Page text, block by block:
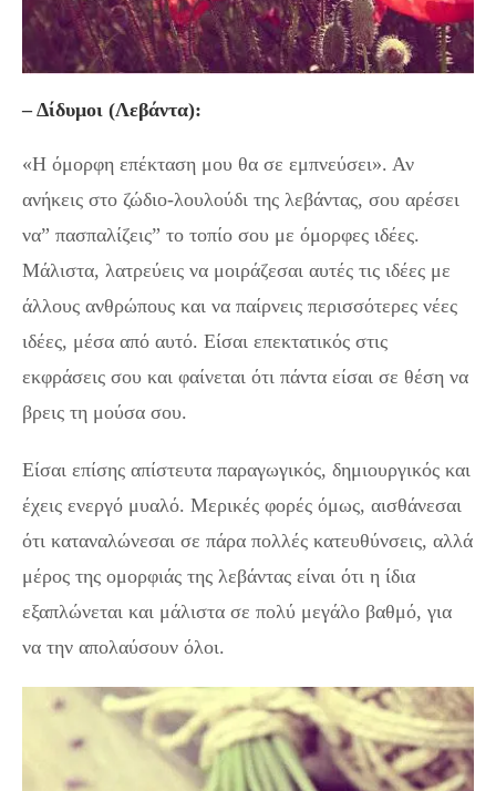
– Δίδυμοι (Λεβάντα):
«Η όμορφη επέκταση μου θα σε εμπνεύσει». Αν
ανήκεις στο ζώδιο-λουλούδι της λεβάντας, σου αρέσει
να” πασπαλίζεις” το τοπίο σου με όμορφες ιδέες.
Μάλιστα, λατρεύεις να μοιράζεσαι αυτές τις ιδέες με
άλλους ανθρώπους και να παίρνεις περισσότερες νέες
ιδέες, μέσα από αυτό. Είσαι επεκτατικός στις
εκφράσεις σου και φαίνεται ότι πάντα είσαι σε θέση να
βρεις τη μούσα σου.
Είσαι επίσης απίστευτα παραγωγικός, δημιουργικός και
έχεις ενεργό μυαλό. Μερικές φορές όμως, αισθάνεσαι
ότι καταναλώνεσαι σε πάρα πολλές κατευθύνσεις, αλλά
μέρος της ομορφιάς της λεβάντας είναι ότι η ίδια
εξαπλώνεται και μάλιστα σε πολύ μεγάλο βαθμό, για
να την απολαύσουν όλοι.